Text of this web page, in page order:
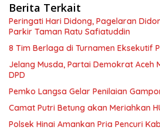
Berita Terkait
Peringati Hari Didong, Pagelaran
Parkir Taman Ratu Safiatuddin
8 Tim Berlaga di Turnamen Eksekutif
Jelang Musda, Partai Demokrat Aceh
DPD
Pemko Langsa Gelar Penilaian
Camat Putri Betung akan Meriahkan
Polsek Hinai Amankan Pria Pencuri